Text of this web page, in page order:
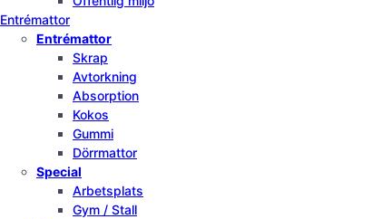
Entrémattor
Entrémattor
Skrap
Avtorkning
Absorption
Kokos
Gummi
Dörrmattor
Special
Arbetsplats
Gym / Stall